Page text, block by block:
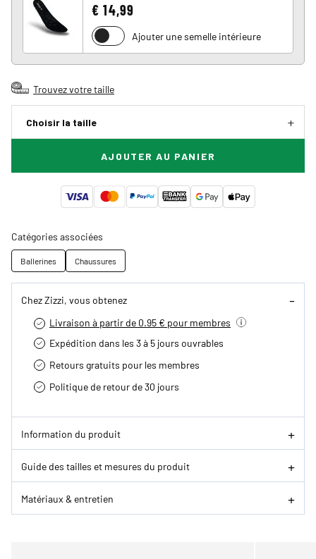
€ 14,99
Ajouter une semelle intérieure
Trouvez votre taille
Choisir la taille
AJOUTER AU PANIER
Catégories associées
Ballerines Chaussures
Chez Zizzi, vous obtenez
Livraison à partir de 0.95 € pour membres
Expédition dans les 3 à 5 jours ouvrables
Retours gratuits pour les membres
Politique de retour de 30 jours
Information du produit
Guide des tailles et mesures du produit
Matériaux & entretien